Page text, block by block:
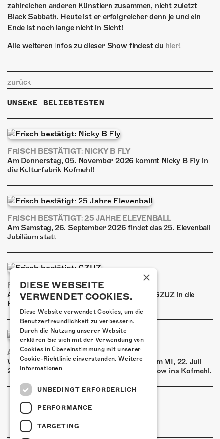
zahlreichen anderen Künstlern zusammen, nicht zuletzt
Black Sabbath. Heute ist er erfolgreicher denn je und ein
Ende ist noch lange nicht in Sicht!
Alle weiteren Infos zu dieser Show findest du hier!
zurück
UNSERE BELIEBTESTEN
FRISCH BESTÄTIGT: NICKY B FLY
Am Donnerstag, 05. November 2026 kommt Nicky B Fly in
die Kulturfabrik Kofmehl!
FRISCH BESTÄTIGT: 25 JAHRE ELEVENBALL
Am Samstag, 26. September 2026 findet das 25. Elevenball
Jubiläum statt
FRISCH BESTÄTIGT: GZUZ
Am Donnerstag, 29. Oktober 2026 kommt GZUZ in die
Kulturfabrik Kofmehl!
AIRBOURNE - SPECIAL SUMMER SHOW
Wow, das ist ein Ding! Airbourne kommen am MI, 22. Juli
2026 für eine exklusive Special Summer Show ins Kofmehl.
×
DIESE WEBSEITE
VERWENDET COOKIES.
Diese Website verwendet Cookies, um die
Benutzerfreundlichkeit zu verbessern.
Durch die Nutzung unserer Website
erklären Sie sich mit der Verwendung von
Cookies in Übereinstimmung mit unserer
Cookie-Richtlinie einverstanden. Weitere
Informationen
UNBEDINGT ERFORDERLICH
PERFORMANCE
TARGETING